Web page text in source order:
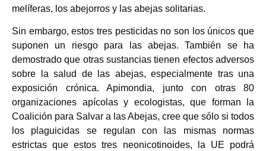
melíferas, los abejorros y las abejas solitarias.
Sin embargo, estos tres pesticidas no son los únicos que
suponen un riesgo para las abejas. También se ha
demostrado que otras sustancias tienen efectos adversos
sobre la salud de las abejas, especialmente tras una
exposición crónica. Apimondia, junto con otras 80
organizaciones apícolas y ecologistas, que forman la
Coalición para Salvar a las Abejas, cree que sólo si todos
los plaguicidas se regulan con las mismas normas
estrictas que estos tres neonicotinoides, la UE podrá